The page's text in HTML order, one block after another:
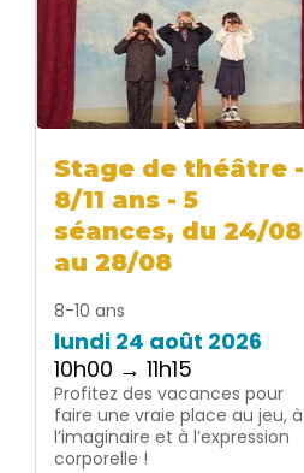
Stage de théâtre -
8/11 ans - 5
séances, du 24/08
au 28/08
8-10 ans
lundi 24 août 2026
10h00 → 11h15
Profitez des vacances pour
faire une vraie place au jeu, à
l’imaginaire et à l’expression
corporelle !